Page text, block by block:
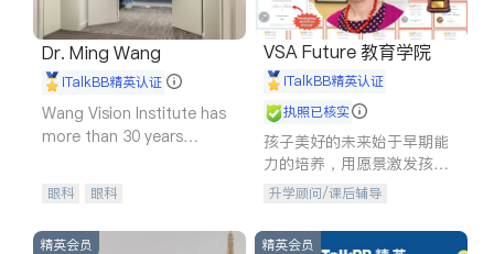
Dr. Ming Wang
iTalkBB精英认证
Wang Vision Institute has
more than 30 years
眼科 眼科
VSA Future 教育学院
iTalkBB精英认证
执照已核实
孩子美好的未来始于早期能
力的培养，用愿景激发孩子
的学习潜力和动力。理念：
拥有成长型心态是成功的基
石。
升学顾问/课后辅导
精英会员 精英会员